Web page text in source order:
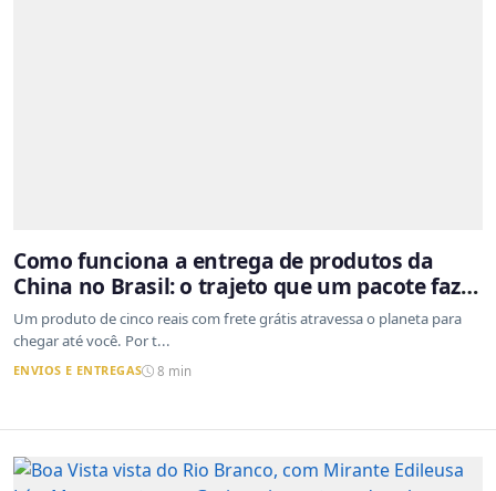
Como funciona a entrega de produtos da
China no Brasil: o trajeto que um pacote faz
do outro lado do mundo até a sua casa
Um produto de cinco reais com frete grátis atravessa o planeta para
chegar até você. Por t...
ENVIOS E ENTREGAS 8 min